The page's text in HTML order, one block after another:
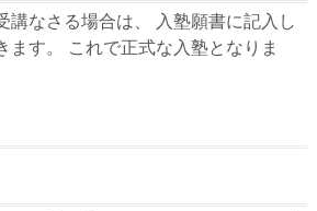
講なさる場合は、 入塾願書に記入し
ます。 これで正式な入塾となりま